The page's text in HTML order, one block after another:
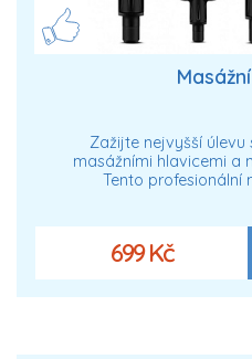
Zažijte nejvyšší
masážními hlavicemi a
Tento profesionální
699 Kč